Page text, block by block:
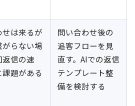
せは来るが
がらない場
信の速
題がある
問い合わせ後の
追客フローを見
直す。AIでの返信
テンプレート整
備を検討する